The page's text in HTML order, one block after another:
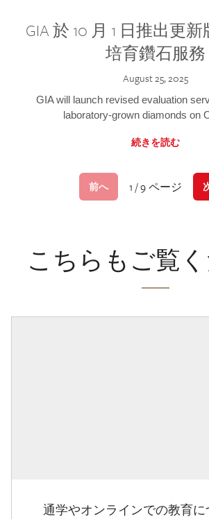
GIA 於 10 月 1 日推出更
培育鑽石服務
August 25, 2025
GIA will launch revised evaluation
laboratory-grown diamonds on
続きを読む
前へ 1 / 9 ページ
こちらもご覧
通学やオンラインでの教育